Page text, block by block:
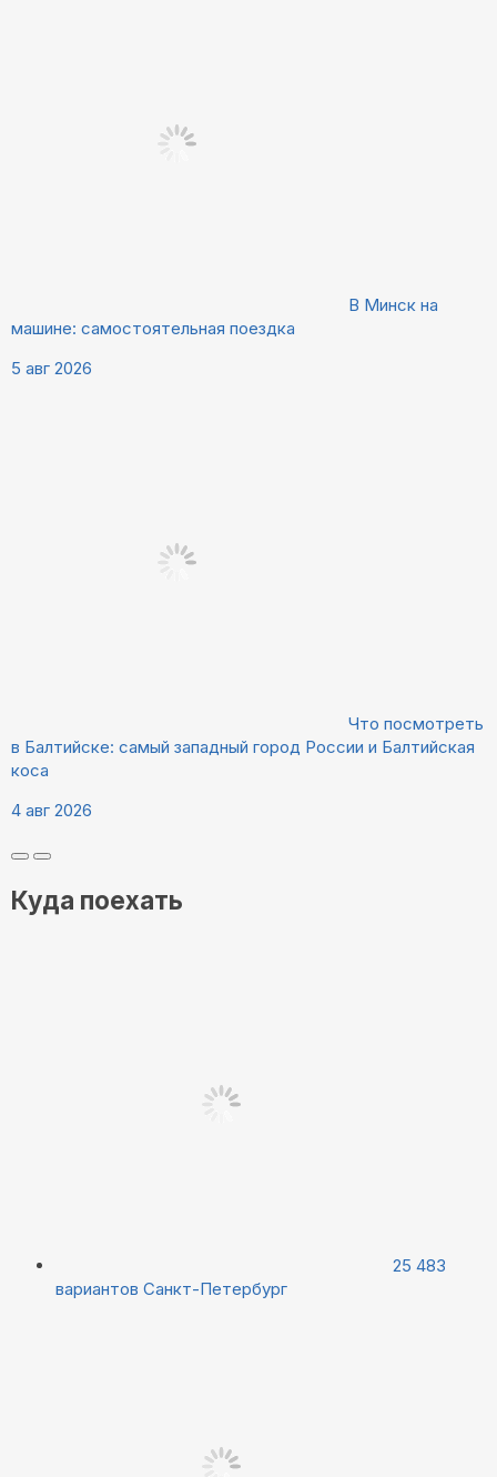
В Минск на
машине: самостоятельная поездка
5 авг 2026
Что посмотреть
в Балтийске: самый западный город России и Балтийская
коса
4 авг 2026
Куда поехать
25 483
вариантов Санкт-Петербург